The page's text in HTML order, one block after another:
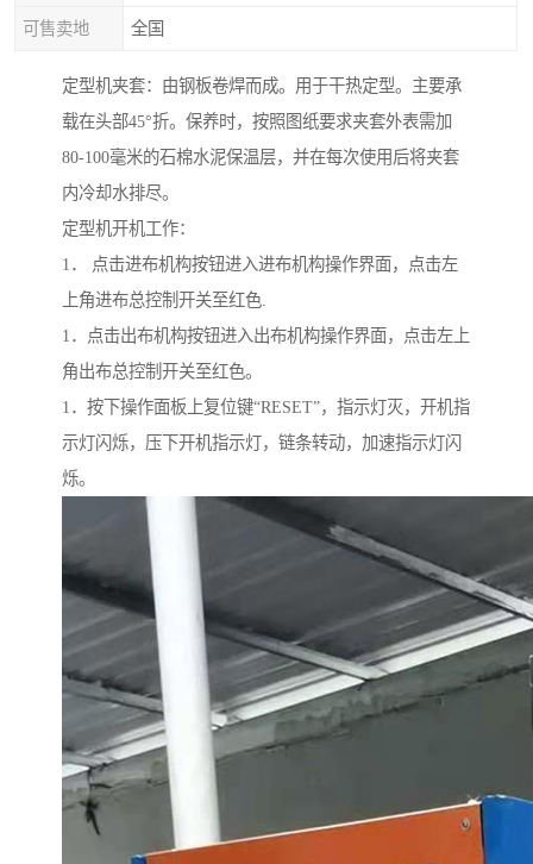
可售卖地 全国
定型机夹套：由钢板卷焊而成。用于干热定型。主要承
载在头部45°折。保养时，按照图纸要求夹套外表需加
80-100毫米的石棉水泥保温层，并在每次使用后将夹套
内冷却水排尽。
定型机开机工作：
1． 点击进布机构按钮进入进布机构操作界面，点击左
上角进布总控制开关至红色.
1．点击出布机构按钮进入出布机构操作界面，点击左上
角出布总控制开关至红色。
1．按下操作面板上复位键“RESET”，指示灯灭，开机指
示灯闪烁，压下开机指示灯，链条转动，加速指示灯闪
烁。